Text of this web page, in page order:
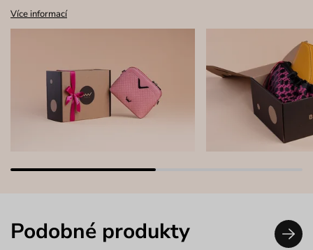
Více informací
Podobné produkty